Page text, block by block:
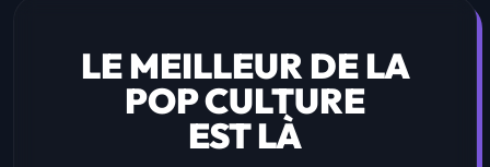
LE MEILLEUR DE LA
POP CULTURE
EST LÀ